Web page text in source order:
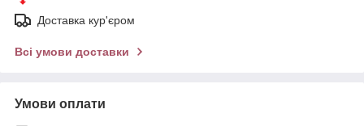
Доставка кур'єром
Всі умови доставки
Умови оплати